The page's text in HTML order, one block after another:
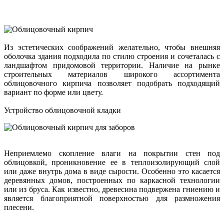
Из эстетических соображений желательно, чтобы внешняя
оболочка здания подходила по стилю строения и сочеталась с
ландшафтом придомовой территории. Наличие на рынке
строительных материалов широкого ассортимента
облицовочного кирпича позволяет подобрать подходящий
вариант по форме или цвету.
Устройство облицовочной кладки
Неприемлемо скопление влаги на покрытии стен под
облицовкой, проникновение ее в теплоизолирующий слой
или даже внутрь дома в виде сырости. Особенно это касается
деревянных домов, построенных по каркасной технологии
или из бруса. Как известно, древесина подвержена гниению и
является благоприятной поверхностью для размножения
плесени.